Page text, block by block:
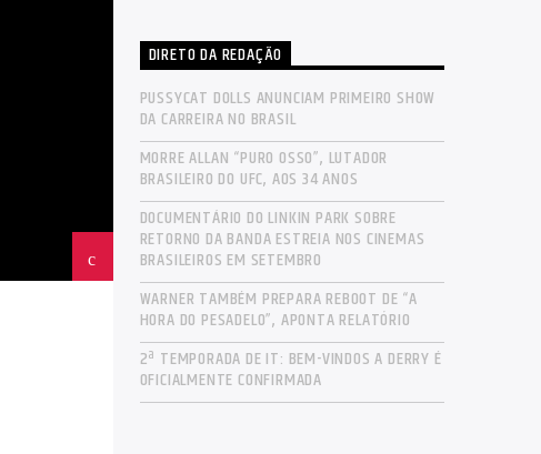
DIRETO DA REDAÇÃO
PUSSYCAT DOLLS ANUNCIAM PRIMEIRO SHOW
DA CARREIRA NO BRASIL
MORRE ALLAN “PURO OSSO”, LUTADOR
BRASILEIRO DO UFC, AOS 34 ANOS
DOCUMENTÁRIO DO LINKIN PARK SOBRE
RETORNO DA BANDA ESTREIA NOS CINEMAS
BRASILEIROS EM SETEMBRO
WARNER TAMBÉM PREPARA REBOOT DE “A
HORA DO PESADELO”, APONTA RELATÓRIO
2ª TEMPORADA DE IT: BEM-VINDOS A DERRY É
OFICIALMENTE CONFIRMADA